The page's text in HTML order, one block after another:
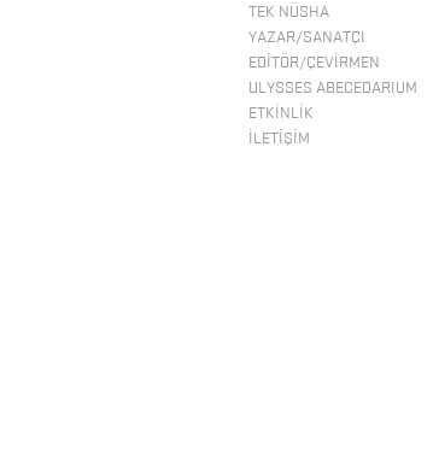
TEK NÜSHA
YAZAR/SANATÇI
EDİTÖR/ÇEVİRMEN
ULYSSES ABECEDARIUM
ETKİNLİK
İLETİŞİM